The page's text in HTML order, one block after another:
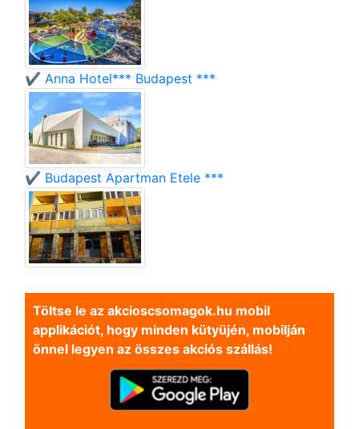
✔️ Anna Hotel*** Budapest ***
✔️ Budapest Apartman Etele ***
Töltse le az akcioscsomagok.hu mobil
applikációt, hogy minden kütyüjén, mobilján
önnel legyen az összes akciós szállás!